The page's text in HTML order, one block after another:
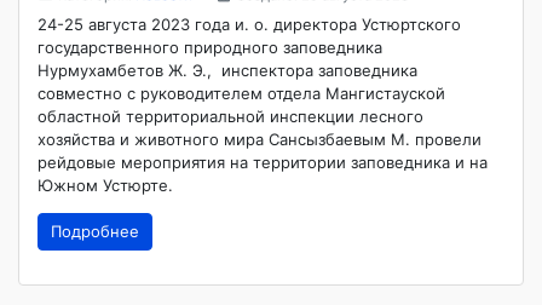
24-25 августа 2023 года и. о. директора Устюртского
государственного природного заповедника
Нурмухамбетов Ж. Э., инспектора заповедника
совместно с руководителем отдела Мангистауской
областной территориальной инспекции лесного
хозяйства и животного мира Сансызбаевым М. провели
рейдовые мероприятия на территории заповедника и на
Южном Устюрте.
Подробнее